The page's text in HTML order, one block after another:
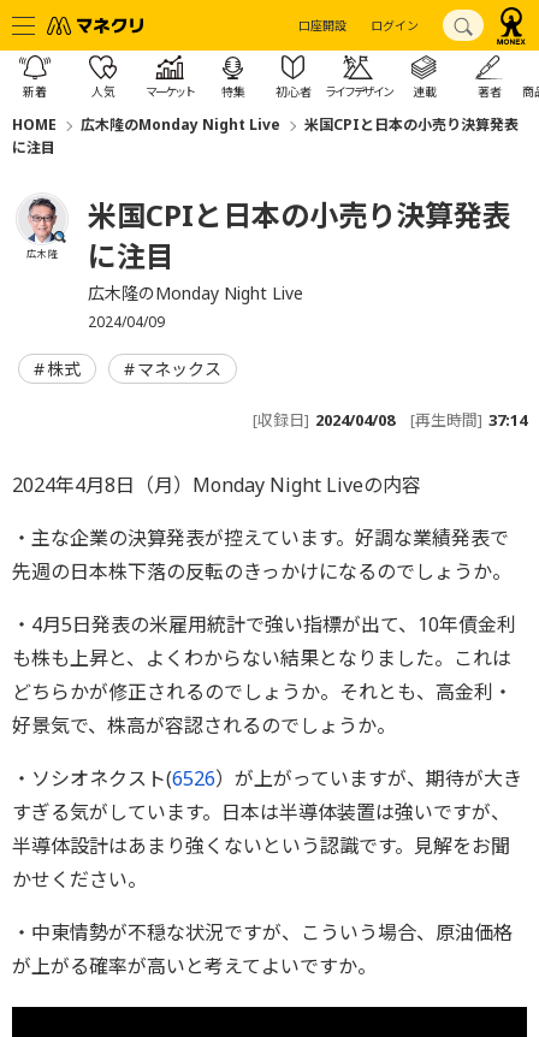
口座開設 ログイン
新着 人気 マーケット 特集 初心者 ライフデザイン 連載 著者 商
HOME 広木隆のMonday Night Live
米国CPIと日本の小売り決算発表
に注目
広木 隆
米国CPIと日本の小売り決算発表
に注目
広木隆のMonday Night Live
2024/04/09
株式 マネックス
[収録日] 2024/04/08 [再生時間] 37:14
2024年4月8日（月）Monday Night Liveの内容
・主な企業の決算発表が控えています。好調な業績発表で
先週の日本株下落の反転のきっかけになるのでしょうか。
・4月5日発表の米雇用統計で強い指標が出て、10年債金利
も株も上昇と、よくわからない結果となりました。これは
どちらかが修正されるのでしょうか。それとも、高金利・
好景気で、株高が容認されるのでしょうか。
・ソシオネクスト(6526）が上がっていますが、期待が大き
すぎる気がしています。日本は半導体装置は強いですが、
半導体設計はあまり強くないという認識です。見解をお聞
かせください。
・中東情勢が不穏な状況ですが、こういう場合、原油価格
が上がる確率が高いと考えてよいですか。